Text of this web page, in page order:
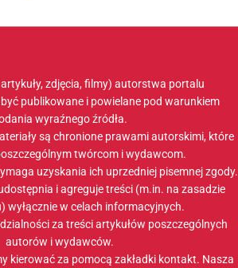
zdjęcia, filmy) autorstwa portalu
publikowane i powielane pod warunkiem
wyraźnego źródła.
są chronione prawami autorskimi, które
twórcom i wydawcom.
uzyskania ich uprzedniej pisemnej zgody.
i agreguje treści (m.in. na zasadzie
wyłącznie w celach informacyjnych.
za treści artykułów poszczególnych
autorów i wydawców.
kierować za pomocą zakładki kontakt. Nasza